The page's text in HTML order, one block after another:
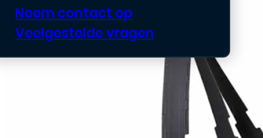
Neem contact op
Veelgestelde vragen